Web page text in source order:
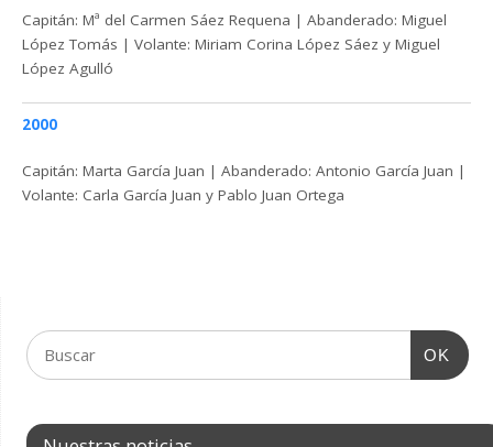
Capitán: Mª del Carmen Sáez Requena | Abanderado: Miguel
López Tomás | Volante: Miriam Corina López Sáez y Miguel
López Agulló
2000
Capitán: Marta García Juan | Abanderado: Antonio García Juan |
Volante: Carla García Juan y Pablo Juan Ortega
OK